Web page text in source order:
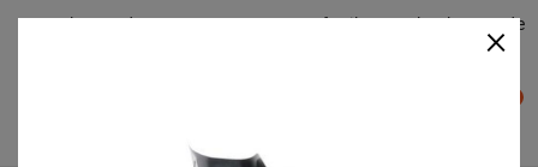
Plateaudecoupe.com : Trouver facilement le plateau de
×